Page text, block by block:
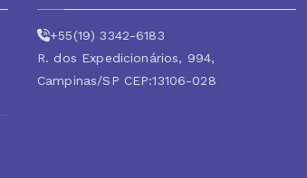
+55(19) 3342-6183
R. dos Expedicionários, 994,
Campinas/SP CEP:13106-028